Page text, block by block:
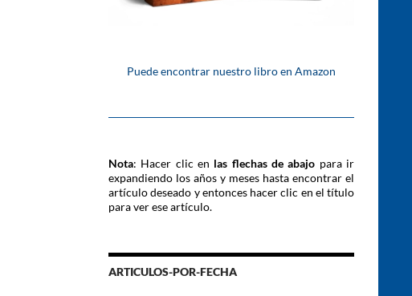
Puede encontrar nuestro libro en Amazon
Nota: Hacer clic en las flechas de abajo para ir
expandiendo los años y meses hasta encontrar el
artículo deseado y entonces hacer clic en el título
para ver ese artículo.
ARTICULOS-POR-FECHA